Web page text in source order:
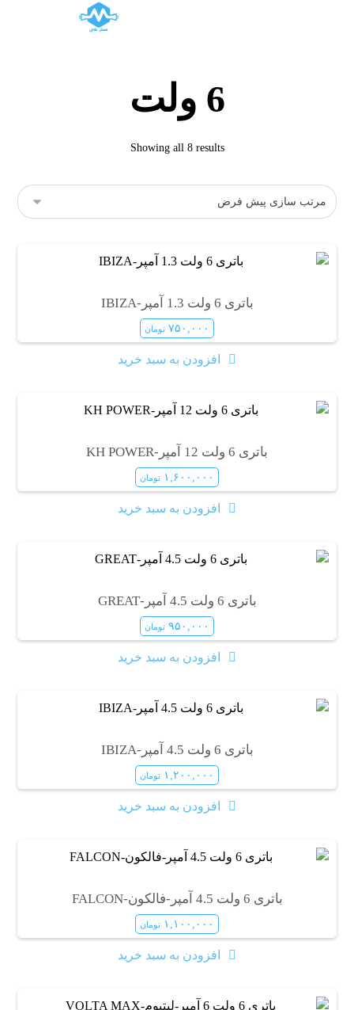
6 ولت
Showing all 8 results
باتری 6 ولت 1.3 آمپر-IBIZA
۷۵۰,۰۰۰ تومان
افزودن به سبد خرید
باتری 6 ولت 12 آمپر-KH POWER
۱,۶۰۰,۰۰۰ تومان
افزودن به سبد خرید
باتری 6 ولت 4.5 آمپر-GREAT
۹۵۰,۰۰۰ تومان
افزودن به سبد خرید
باتری 6 ولت 4.5 آمپر-IBIZA
۱,۲۰۰,۰۰۰ تومان
افزودن به سبد خرید
باتری 6 ولت 4.5 آمپر-فالکون-FALCON
۱,۱۰۰,۰۰۰ تومان
افزودن به سبد خرید